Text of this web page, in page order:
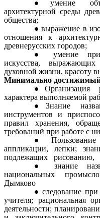
умение
архитектурной среды
общества;
выражение в
отношения к
древнерусских городов;
умение
искусства,
духовной жизни, красоту
Минимально достижимый
Организация
характера выполняемой
Знание
инструментов и
правил хранения,
требований при работе с
аппликации, лепки;
подлежащих рисованию,
знание
национальных
Дымково
следование
учителя; рациональная
деятельности;